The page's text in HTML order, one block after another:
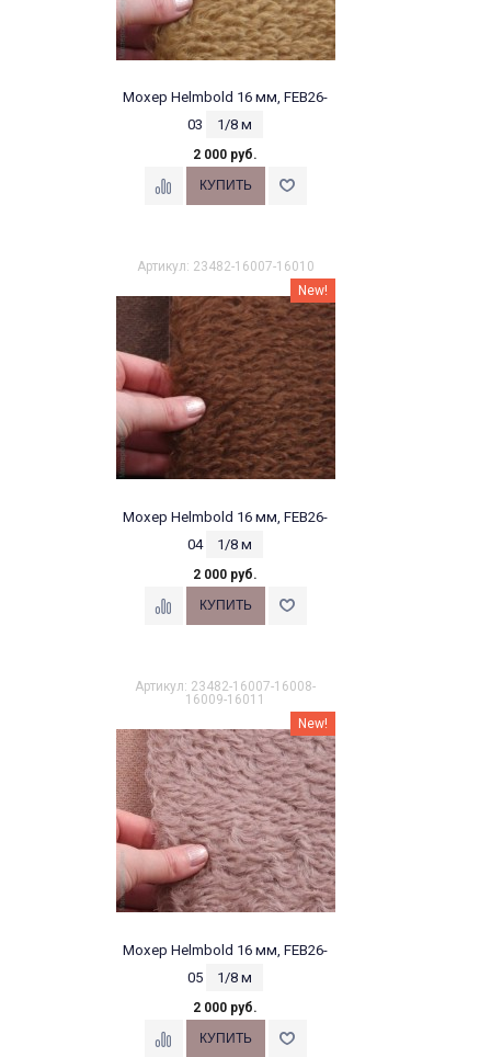
Мохер Helmbold 16 мм, FEB26-
03
1/8 м
2 000 руб.
Артикул: 23482-16007-16010
New!
Мохер Helmbold 16 мм, FEB26-
04
1/8 м
2 000 руб.
Артикул: 23482-16007-16008-
16009-16011
New!
Мохер Helmbold 16 мм, FEB26-
05
1/8 м
2 000 руб.